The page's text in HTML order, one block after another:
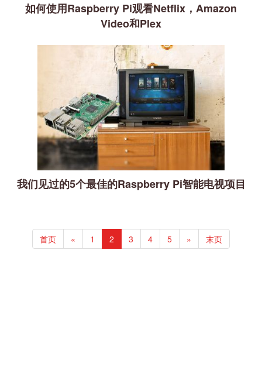
如何使用Raspberry Pi观看Netflix，Amazon
Video和Plex
我们见过的5个最佳的Raspberry Pi智能电视项目
首页 « 1 2 3 4 5 » 末页